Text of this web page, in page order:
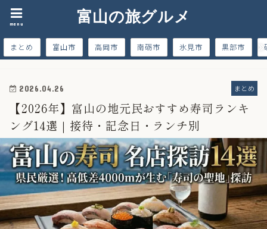
富山の旅グルメ
menu
まとめ 富山市 高岡市 南砺市 氷見市 黒部市
まとめ
2026.04.26
【2026年】富山の地元民おすすめ寿司ランキ
ング14選｜接待・記念日・ランチ別